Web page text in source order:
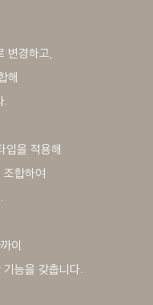
변경하고,
해
을 적용해
조합하여
이
능을 갖춥니다.